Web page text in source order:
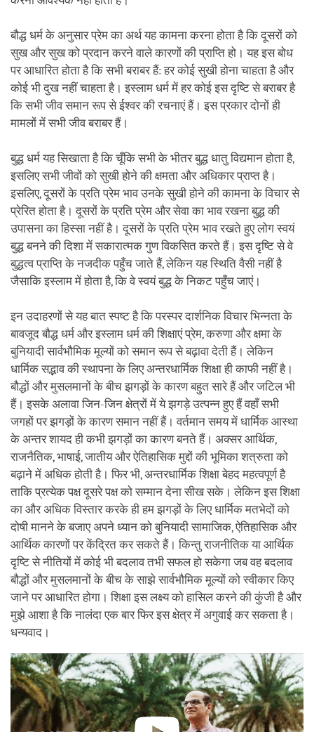
बौद्ध धर्म के अनुसार प्रेम का अर्थ यह कामना करना होता है कि दूसरों को
सुख और सुख को प्रदान करने वाले कारणों की प्राप्ति हो। यह इस बोध
पर आधारित होता है कि सभी बराबर हैं: हर कोई सुखी होना चाहता है और
कोई भी दुख नहीं चाहता है। इस्लाम धर्म में हर कोई इस दृष्टि से बराबर है
कि सभी जीव समान रूप से ईश्वर की रचनाएं हैं। इस प्रकार दोनों ही
मामलों में सभी जीव बराबर हैं।
बुद्ध धर्म यह सिखाता है कि चूँकि सभी के भीतर बुद्ध धातु विद्यमान होता है,
इसलिए सभी जीवों को सुखी होने की क्षमता और अधिकार प्राप्त है।
इसलिए, दूसरों के प्रति प्रेम भाव उनके सुखी होने की कामना के विचार से
प्रेरित होता है। दूसरों के प्रति प्रेम और सेवा का भाव रखना बुद्ध की
उपासना का हिस्सा नहीं है। दूसरों के प्रति प्रेम भाव रखते हुए लोग स्वयं
बुद्ध बनने की दिशा में सकारात्मक गुण विकसित करते हैं। इस दृष्टि से वे
बुद्धत्व प्राप्ति के नजदीक पहुँच जाते हैं, लेकिन यह स्थिति वैसी नहीं है
जैसाकि इस्लाम में होता है, कि वे स्वयं बुद्ध के निकट पहुँच जाएं।
इन उदाहरणों से यह बात स्पष्ट है कि परस्पर दार्शनिक विचार भिन्नता के
बावजूद बौद्ध धर्म और इस्लाम धर्म की शिक्षाएं प्रेम, करुणा और क्षमा के
बुनियादी सार्वभौमिक मूल्यों को समान रूप से बढ़ावा देती हैं। लेकिन
धार्मिक सद्भाव की स्थापना के लिए अन्तरधार्मिक शिक्षा ही काफी नहीं है।
बौद्धों और मुसलमानों के बीच झगड़ों के कारण बहुत सारे हैं और जटिल भी
हैं। इसके अलावा जिन-जिन क्षेत्रों में ये झगड़े उत्पन्न हुए हैं वहाँ सभी
जगहों पर झगड़ों के कारण समान नहीं हैं। वर्तमान समय में धार्मिक आस्था
के अन्तर शायद ही कभी झगड़ों का कारण बनते हैं। अक्सर आर्थिक,
राजनैतिक, भाषाई, जातीय और ऐतिहासिक मुद्दों की भूमिका शत्रुता को
बढ़ाने में अधिक होती है। फिर भी, अन्तरधार्मिक शिक्षा बेहद महत्वपूर्ण है
ताकि प्रत्येक पक्ष दूसरे पक्ष को सम्मान देना सीख सके। लेकिन इस शिक्षा
का और अधिक विस्तार करके ही हम झगड़ों के लिए धार्मिक मतभेदों को
दोषी मानने के बजाए अपने ध्यान को बुनियादी सामाजिक, ऐतिहासिक और
आर्थिक कारणों पर केंद्रित कर सकते हैं। किन्तु राजनीतिक या आर्थिक
दृष्टि से नीतियों में कोई भी बदलाव तभी सफल हो सकेगा जब वह बदलाव
बौद्धों और मुसलमानों के बीच के साझे सार्वभौमिक मूल्यों को स्वीकार किए
जाने पर आधारित होगा। शिक्षा इस लक्ष्य को हासिल करने की कुंजी है और
मुझे आशा है कि नालंदा एक बार फिर इस क्षेत्र में अगुवाई कर सकता है।
धन्यवाद।